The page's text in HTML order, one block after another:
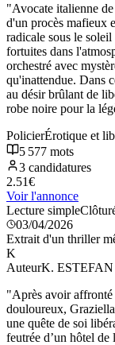
"Avocate italienne
d'un procès mafieux
radicale sous le
fortuites dans
orchestré avec
qu'inattendue. Dans
au désir brûlant de
robe noire pour la
PolicierÉrotique et
5 577 mots
3 candidatures
2.51€
Voir l'annonce
Lecture simple
03/04/2026
Extrait d'un thriller
K
AuteurK. ESTEFAN
"Après avoir affronté
douloureux,
une quête de soi
feutrée d’un hôtel